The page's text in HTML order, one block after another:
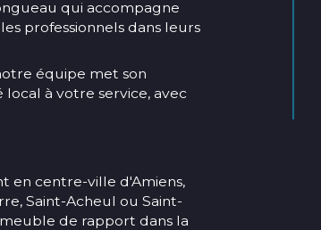
qui accompagne
professionnels dans leurs
équipe met son
local à votre service, avec
en centre-ville d'Amiens,
Saint-Acheul ou Saint-
de rapport dans la